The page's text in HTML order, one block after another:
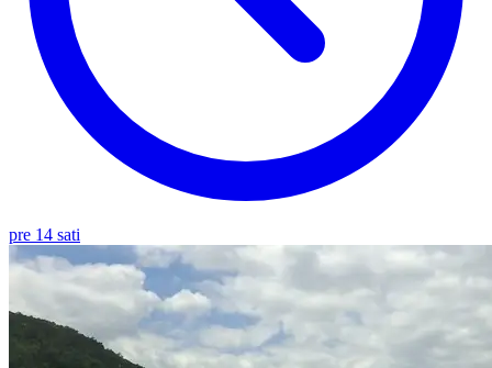
pre 14 sati